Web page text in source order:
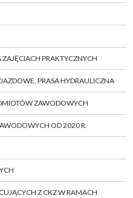
PRAKTYCZNYCH
PRASA HYDRAULICZNA
ZAWODOWYCH
OD 2020 R.
Z CKZ W RAMACH